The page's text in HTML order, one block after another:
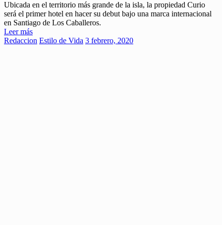
Ubicada en el territorio más grande de la isla, la propiedad Curio
será el primer hotel en hacer su debut bajo una marca internacional
en Santiago de Los Caballeros.
Leer más
Redaccion Estilo de Vida 3 febrero, 2020